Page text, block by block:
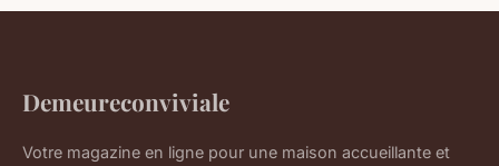
Demeureconviviale
Votre magazine en ligne pour une maison accueillante et